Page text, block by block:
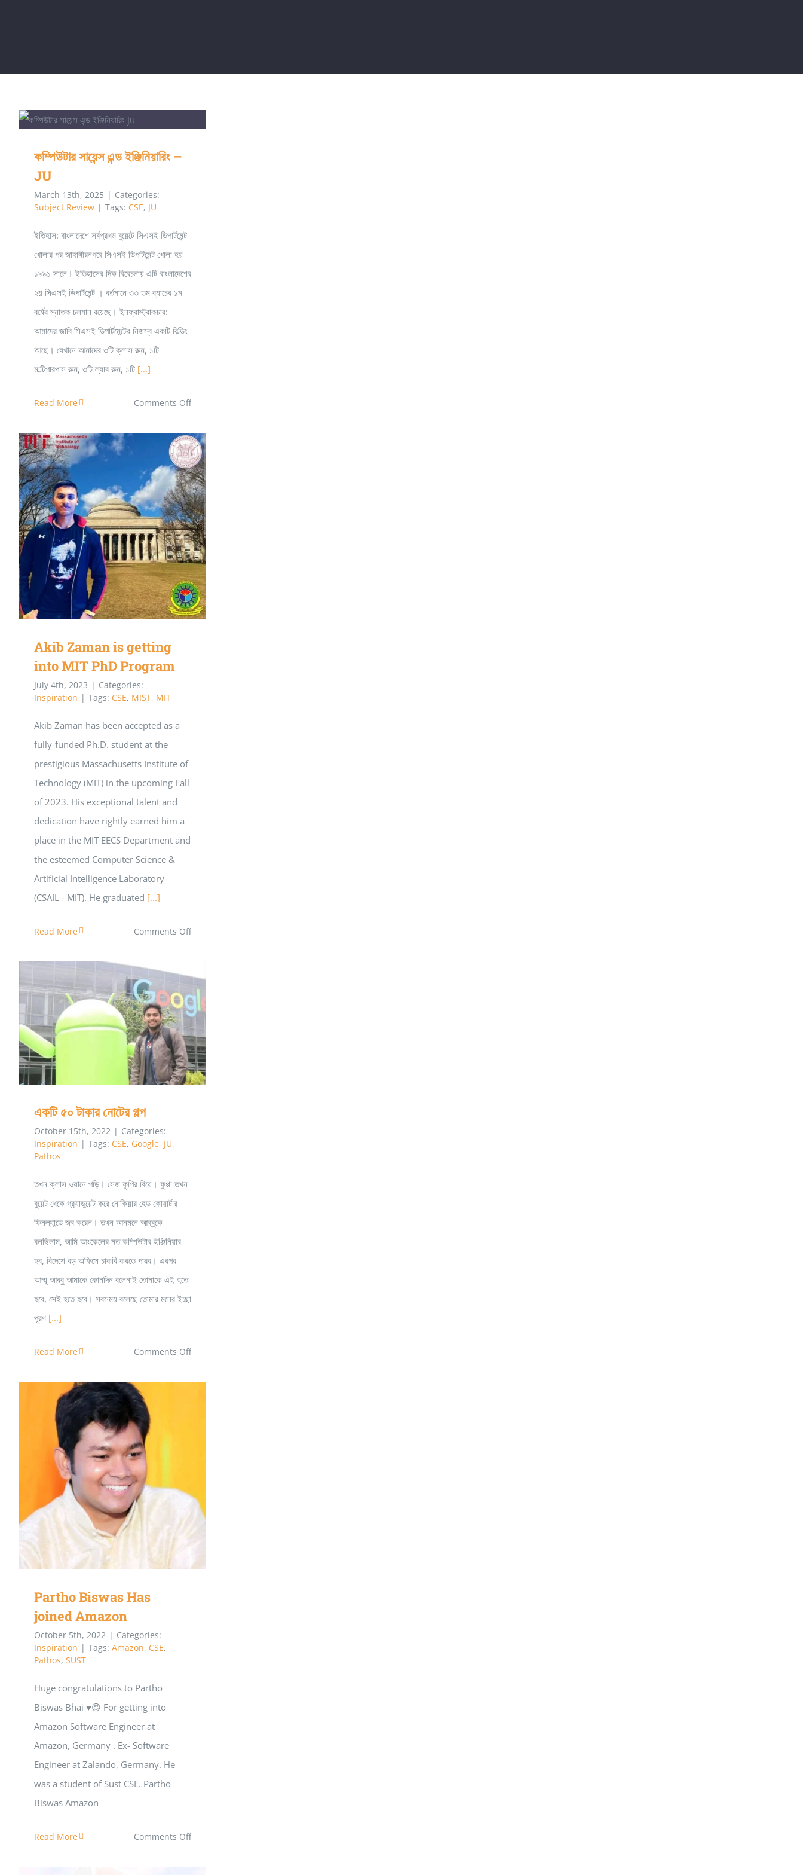
কম্পিউটার সায়েন্স এন্ড ইঞ্জিনিয়ারিং –
JU
March 13th, 2025 | Categories:
Subject Review | Tags: CSE, JU
ইতিহাস: বাংলাদেশে সর্বপ্রথম বুয়েটে সিএসই ডিপার্টমেন্ট
খোলার পর জাহাঙ্গীরনগরে সিএসই ডিপার্টমেন্ট খোলা হয়
১৯৯১ সালে। ইতিহাসের দিক বিবেচনায় এটি বাংলাদেশের
২য় সিএসই ডিপার্টমেন্ট । বর্তমানে ৩৩ তম ব্যাচের ১ম
বর্ষের স্নাতক চলমান রয়েছে। ইনফ্রাস্ট্রাকচার:
আমাদের জাবি সিএসই ডিপার্টমেন্টের নিজস্ব একটি বিল্ডিং
আছে। যেখানে আমাদের ৩টি ক্লাস রুম, ১টি
মাল্টিপারপাস রুম, ৩টি ল্যাব রুম, ১টি [...]
Read More Comments Offon
সায়েন্স
এন্ড
ইঞ্জিনিয়ারিং
–
JU
Akib Zaman is getting into MIT
PhD Program
Akib Zaman is getting
into MIT PhD Program
July 4th, 2023 | Categories:
Inspiration | Tags: CSE, MIST, MIT
Akib Zaman has been accepted as a
fully-funded Ph.D. student at the
prestigious Massachusetts Institute of
Technology (MIT) in the upcoming Fall
of 2023. His exceptional talent and
dedication have rightly earned him a
place in the MIT EECS Department and
the esteemed Computer Science &
Artificial Intelligence Laboratory
(CSAIL - MIT). He graduated [...]
Read More Comments Offon
is
getting
into
MIT
PhD
Program
একটি ৫০ টাকার নোটের গল্প
একটি ৫০ টাকার নোটের গল্প
October 15th, 2022 | Categories:
Inspiration | Tags: CSE, Google, JU,
Pathos
তখন ক্লাস ওয়ানে পড়ি। সেজ ফুপির বিয়ে। ফুপ্পা তখন
বুয়েট থেকে গ্র‍্যাডুয়েট করে নোকিয়ার হেড কোয়ার্টার
ফিনল্যান্ডে জব করেন। তখন আনমনে আব্বুকে
বলছিলাম, আমি আংকেলের মত কম্পিউটার ইঞ্জিনিয়ার
হব, বিদেশে বড় অফিসে চাকরি করতে পারব। এরপর
আম্মু আব্বু আমাকে কোনদিন বলেনাই তোমাকে এই হতে
হবে, সেই হতে হবে। সবসময় বলেছে তোমার মনের ইচ্ছা
পূরণ [...]
Read More Comments Offon
Partho Biswas Has joined Amazon
Partho Biswas Has
joined Amazon
October 5th, 2022 | Categories:
Inspiration | Tags: Amazon, CSE,
Pathos, SUST
Huge congratulations to Partho
Biswas Bhai ♥️😍 For getting into
Amazon Software Engineer at
Amazon, Germany . Ex- Software
Engineer at Zalando, Germany. He
was a student of Sust CSE. Partho
Biswas Amazon
Read More Comments Offon